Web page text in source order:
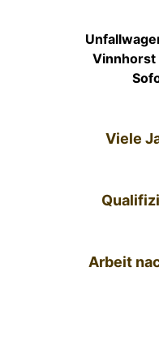
Vinnhorst
Viele
Arbeit